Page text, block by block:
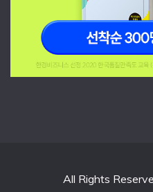
All Rights